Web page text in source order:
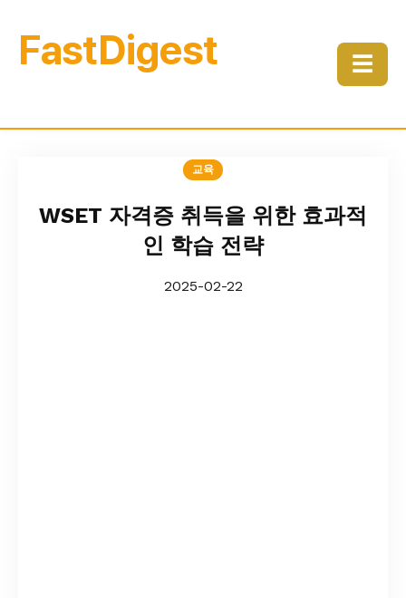
FastDigest ☰
교육
WSET 자격증 취득을 위한 효과적
인 학습 전략
2025-02-22